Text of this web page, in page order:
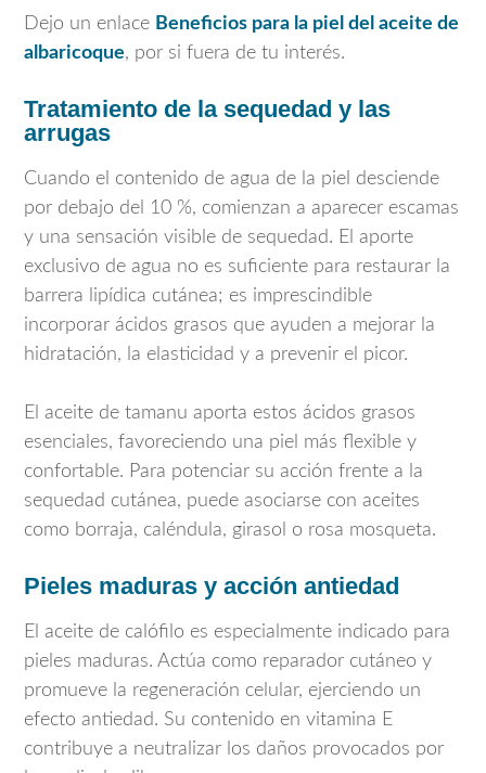
Dejo un enlace Beneficios para la piel del aceite de
albaricoque, por si fuera de tu interés.
Tratamiento de la sequedad y las
arrugas
Cuando el contenido de agua de la piel desciende
por debajo del 10 %, comienzan a aparecer escamas
y una sensación visible de sequedad. El aporte
exclusivo de agua no es suficiente para restaurar la
barrera lipídica cutánea; es imprescindible
incorporar ácidos grasos que ayuden a mejorar la
hidratación, la elasticidad y a prevenir el picor.
El aceite de tamanu aporta estos ácidos grasos
esenciales, favoreciendo una piel más flexible y
confortable. Para potenciar su acción frente a la
sequedad cutánea, puede asociarse con aceites
como borraja, caléndula, girasol o rosa mosqueta.
Pieles maduras y acción antiedad
El aceite de calófilo es especialmente indicado para
pieles maduras. Actúa como reparador cutáneo y
promueve la regeneración celular, ejerciendo un
efecto antiedad. Su contenido en vitamina E
contribuye a neutralizar los daños provocados por